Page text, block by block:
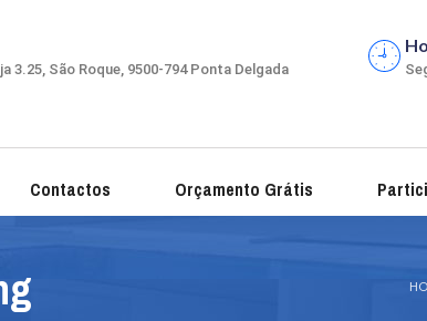
3.25, São Roque, 9500-794 Ponta Delgada
Contactos Orçamento Grátis